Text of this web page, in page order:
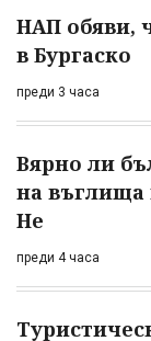
НАП обяви,
в Бургаско
преди 3 часа
Вярно ли
на въглища
Не
преди 4 часа